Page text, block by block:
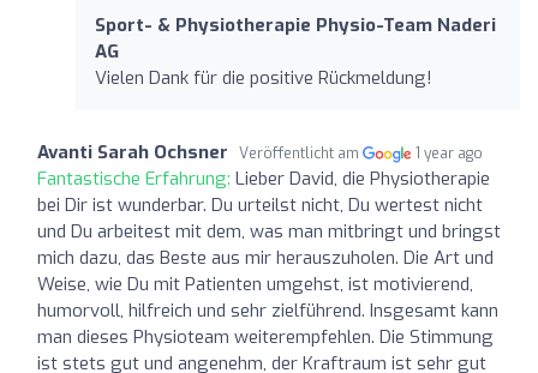
Sport- & Physiotherapie Physio-Team Naderi
AG
Vielen Dank für die positive Rückmeldung!
Avanti Sarah Ochsner Veröffentlicht am 1 year ago
Fantastische Erfahrung: Lieber David, die Physiotherapie
bei Dir ist wunderbar. Du urteilst nicht, Du wertest nicht
und Du arbeitest mit dem, was man mitbringt und bringst
mich dazu, das Beste aus mir herauszuholen. Die Art und
Weise, wie Du mit Patienten umgehst, ist motivierend,
humorvoll, hilfreich und sehr zielführend. Insgesamt kann
man dieses Physioteam weiterempfehlen. Die Stimmung
ist stets gut und angenehm, der Kraftraum ist sehr gut